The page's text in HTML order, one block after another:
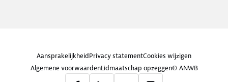
AansprakelijkheidPrivacy statementCookies wijzigen
Algemene voorwaardenLidmaatschap opzeggen© ANWB